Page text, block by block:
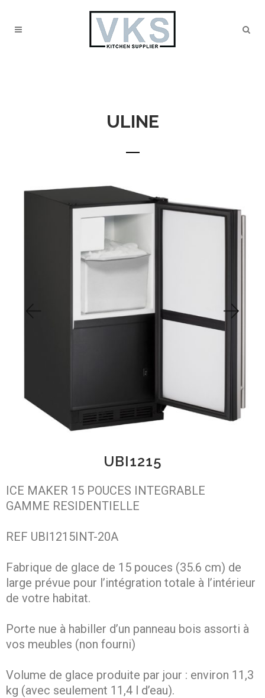
ULINE
UBI1215
ICE MAKER 15 POUCES INTEGRABLE
GAMME RESIDENTIELLE
REF UBI1215INT-20A
Fabrique de glace de 15 pouces (35.6 cm) de
large prévue pour l’intégration totale à l’intérieur
de votre habitat.
Porte nue à habiller d’un panneau bois assorti à
vos meubles (non fourni)
Volume de glace produite par jour : environ 11,3
kg (avec seulement 11,4 l d’eau).